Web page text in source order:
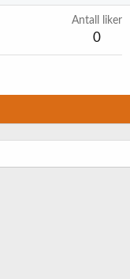
Antall liker
0